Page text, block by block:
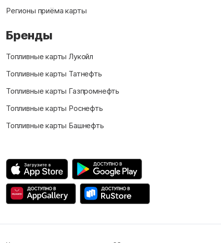
Регионы приёма карты
Бренды
Топливные карты Лукойл
Топливные карты Татнефть
Топливные карты Газпромнефть
Топливные карты Роснефть
Топливные карты Башнефть